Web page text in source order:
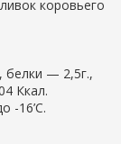
коровьего
белки — 2,5г.,
Ккал.
-16’C.